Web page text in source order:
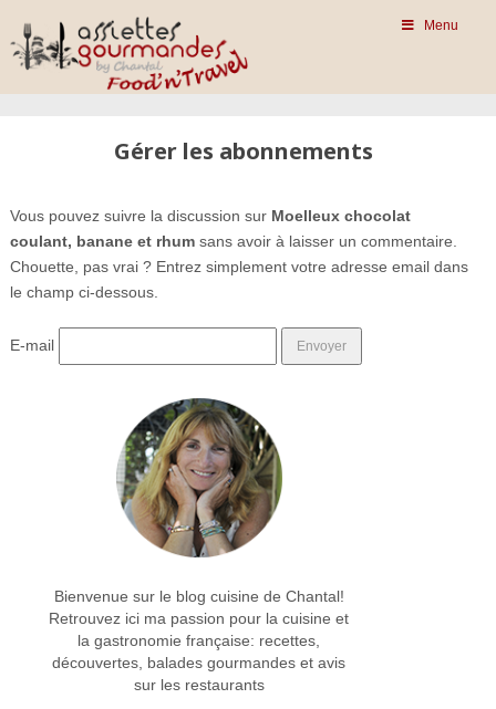
Menu
Gérer les abonnements
Vous pouvez suivre la discussion sur Moelleux chocolat
coulant, banane et rhumsans avoir à laisser un commentaire.
Chouette, pas vrai ? Entrez simplement votre adresse email dans
le champ ci-dessous.
E-mail
Bienvenue sur le blog cuisine de Chantal!
Retrouvez ici ma passion pour la cuisine et
la gastronomie française: recettes,
découvertes, balades gourmandes et avis
sur les restaurants